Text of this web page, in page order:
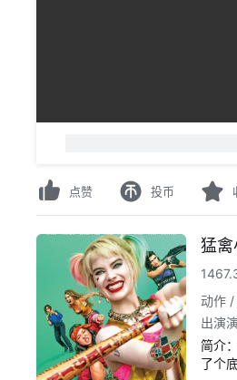
点赞 投币
猛禽
动作 /
出演
里斯·
布卡
夏洛
简介：
了个